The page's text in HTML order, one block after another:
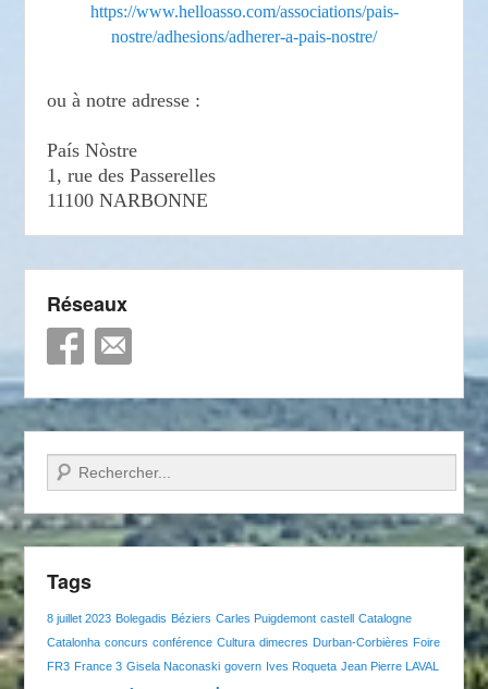
https://www.helloasso.com/associations/pais-
nostre/adhesions/adherer-a-pais-nostre/
ou à notre adresse :
País Nòstre
1, rue des Passerelles
11100 NARBONNE
Réseaux
Recherche
Tags
8 juillet 2023 Bolegadis Béziers Carles Puigdemont castell Catalogne
Catalonha concurs conférence Cultura dimecres Durban-Corbières Foire
FR3 France 3 Gisela Naconaski govern Ives Roqueta Jean Pierre LAVAL